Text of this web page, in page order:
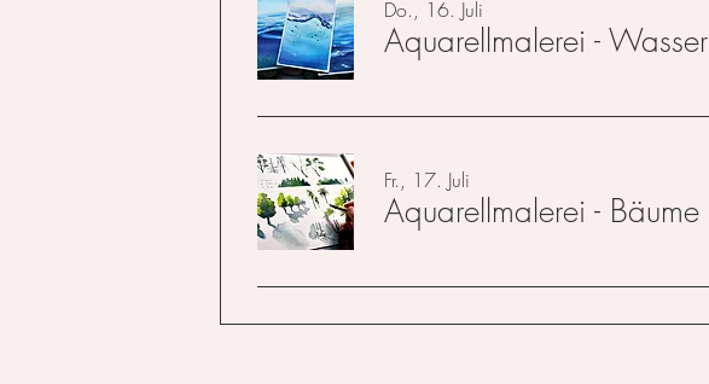
Do., 16. Juli
Aquarellmalerei - Wasser
Fr., 17. Juli
Aquarellmalerei - Bäume